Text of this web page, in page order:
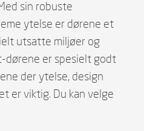
sin robuste
ytelse er dørene et
utsatte miljøer og
dørene er spesielt godt
der ytelse, design
er viktig. Du kan velge